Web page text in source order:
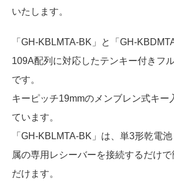
いたします。
「GH-KBLMTA-BK」と「GH-
109A配列に対応したテンキー付きフ
です。
キーピッチ19mmのメンブレン式キー
ています。
「GH-KBLMTA-BK」は、単3形乾電
属の専用レシーバーを接続するだけ
だけます。